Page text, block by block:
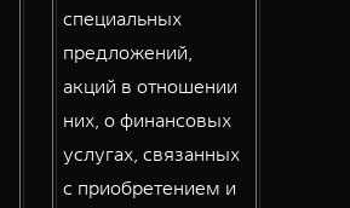
специальных
предложений,
акций в отношении
них, о финансовых
услугах, связанных
с приобретением и